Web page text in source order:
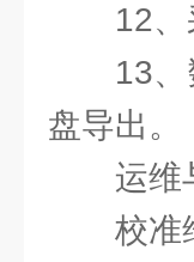
12
13
盘导出。
运维
校准